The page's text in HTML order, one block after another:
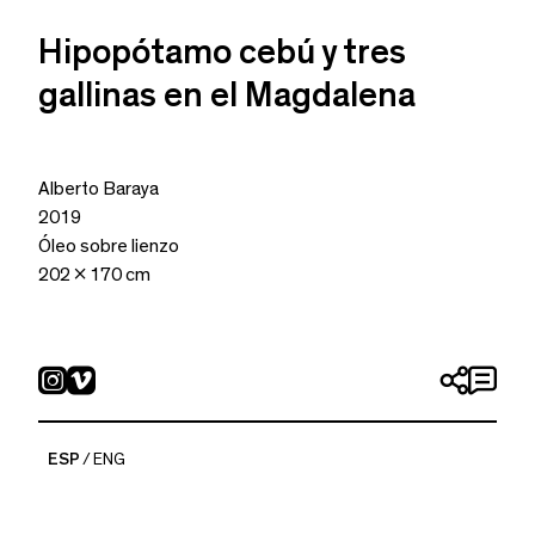
Hipopótamo cebú y tres
gallinas en el Magdalena
Alberto Baraya
2019
Óleo sobre lienzo
202 x 170 cm
ESP ENG